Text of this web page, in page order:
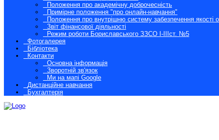
Положення про академічну доброчесність
Примірне положення "про онлайн-навчання"
Положення про внутрішню систему забезпечення якості
Звіт фінансової діяльності
Режим роботи Бориславського ЗЗСО І-ІІІст. №5
Фотогалерея
Бібліотека
Контакти
Основна інформація
Зворотній зв'язок
Ми на мапі Google
Дистанційне навчання
Бухгалтерія